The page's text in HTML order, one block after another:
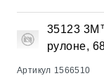
35123
рулоне,
Артикул 1566510